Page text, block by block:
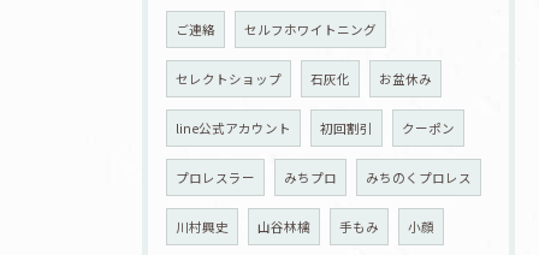
ご連絡 セルフホワイトニング
セレクトショップ 石灰化 お盆休み
line公式アカウント 初回割引 クーポン
プロレスラー みちプロ みちのくプロレス
川村興史 山谷林檎 手もみ 小顔